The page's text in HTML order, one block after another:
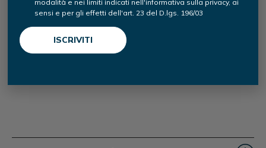
23-25 novembre 2021
modalità e nei limiti indicati nell'informativa sulla privacy, ai
sensi e per gli effetti dell'art. 23 del D.lgs. 196/03